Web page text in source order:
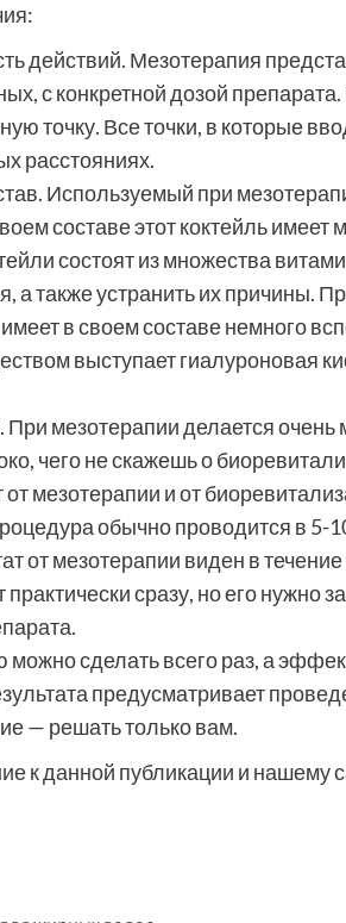
действий. Мезотерапия
с конкретной дозой
точку. Все точки, в которые
расстояниях.
Используемый при
составе этот коктейль
состоят из множества
а также устранить их причины.
в своем составе немного
выступает гиалуроновая
мезотерапии делается очень
чего не скажешь о
мезотерапии и от
обычно проводится в 5-
от мезотерапии виден в
практически сразу, но его нужно
сделать всего раз, а
предусматривает
— решать только вам.
к данной публикации и нашему